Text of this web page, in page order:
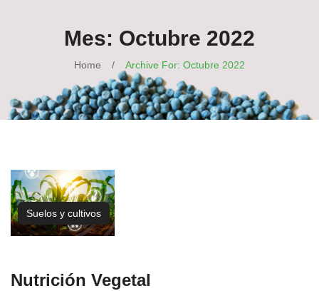
Mes: Octubre 2022
Home / Archive For: Octubre 2022
Suelos y cultivos
Nutrición Vegetal